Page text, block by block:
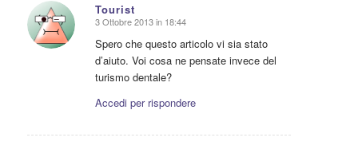
Tourist
dice:
3 Ottobre 2013 in 18:44
Spero che questo articolo vi sia stato
d’aiuto. Voi cosa ne pensate invece del
turismo dentale?
Accedi per rispondere